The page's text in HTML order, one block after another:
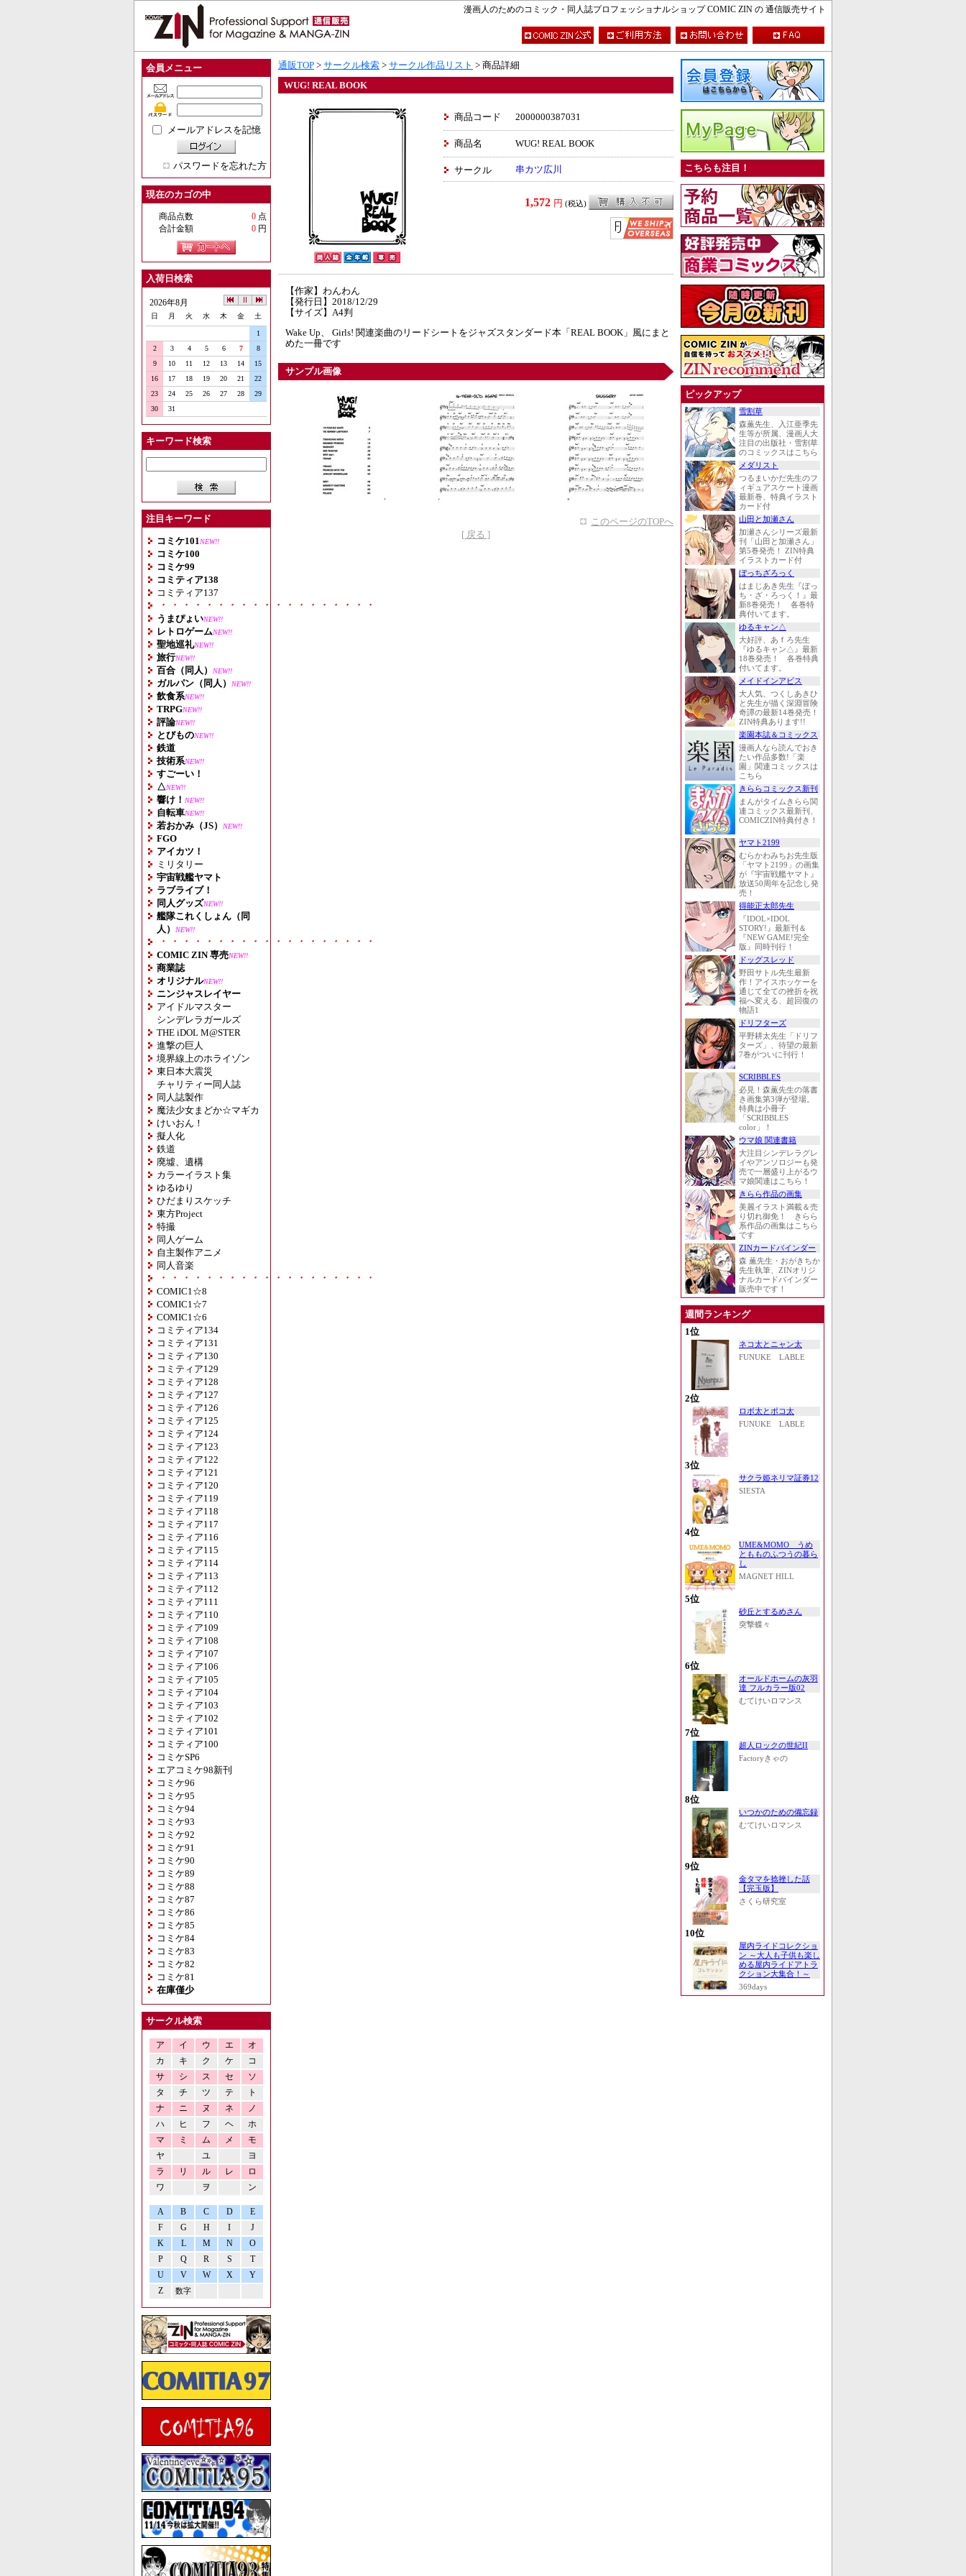
漫画人のためのコミック・同人誌プロフェッショナルショップ COMIC ZIN の 通信販売サイト
会員メニュー
メールアドレスを記憶
パスワードを忘れた方
現在のカゴの中
商品点数 0 点
合計金額
0 円
入荷日検索
2026年8月
日 月 火 水 木 金 土
1
2
3 4 5 6 7
8
9
10 11 12 13 14
15
16
17 18 19 20 21
22
23
24 25 26 27 28
29
30
31
キーワード検索
注目キーワード
コミケ101 NEW!!
コミケ100
コミケ99
コミティア138
コミティア137
・・・・・・・・・・・・・・・・・・・
うまぴょいNEW!!
レトロゲームNEW!!
聖地巡礼NEW!!
旅行NEW!!
百合（同人） NEW!!
ガルパン（同人） NEW!!
飲食系NEW!!
TRPGNEW!!
評論NEW!!
とびものNEW!!
鉄道
技術系NEW!!
すごーい！
△NEW!!
響け！ NEW!!
自転車NEW!!
若おかみ（JS） NEW!!
FGO
アイカツ！
ミリタリー
宇宙戦艦ヤマト
ラブライブ！
同人グッズNEW!!
艦隊これくしょん（同
人）
NEW!!
・・・・・・・・・・・・・・・・・・・
COMIC ZIN 専売NEW!!
商業誌
オリジナルNEW!!
ニンジャスレイヤー
アイドルマスター
シンデレラガールズ
THE iDOL M@STER
進撃の巨人
境界線上のホライゾン
東日本大震災
チャリティー同人誌
同人誌製作
魔法少女まどか☆マギカ
けいおん！
擬人化
鉄道
廃墟、遺構
カラーイラスト集
ゆるゆり
ひだまりスケッチ
東方Project
特撮
同人ゲーム
自主製作アニメ
同人音楽
・・・・・・・・・・・・・・・・・・・
COMIC1☆8
COMIC1☆7
COMIC1☆6
コミティア134
コミティア131
コミティア130
コミティア129
コミティア128
コミティア127
コミティア126
コミティア125
コミティア124
コミティア123
コミティア122
コミティア121
コミティア120
コミティア119
コミティア118
コミティア117
コミティア116
コミティア115
コミティア114
コミティア113
コミティア112
コミティア111
コミティア110
コミティア109
コミティア108
コミティア107
コミティア106
コミティア105
コミティア104
コミティア103
コミティア102
コミティア101
コミティア100
コミケSP6
エアコミケ98新刊
コミケ96
コミケ95
コミケ94
コミケ93
コミケ92
コミケ91
コミケ90
コミケ89
コミケ88
コミケ87
コミケ86
コミケ85
コミケ84
コミケ83
コミケ82
コミケ81
在庫僅少
サークル検索
ア イ ウ エ
オ
カ
キ ク ケ
コ
サ
シ ス セ
ソ
タ
チ ツ テ
ト
ナ
ニ ヌ ネ
ノ
ハ
ヒ フ ヘ
ホ
マ
ミ ム メ
モ
ヤ
ユ
ヨ
ラ
リ ル レ
ロ
ワ
ヲ ン
A B C D
E
F
G H I
J
K
L M N
O
P
Q R S
T
U
V W X
Y
Z
数字
通販TOP > サークル検索 > サークル作品リスト > 商品詳細
WUG! REAL BOOK
商品コード 2000000387031
商品名 WUG! REAL BOOK
サークル 串カツ広川
1,572 円 (税込)
【作家】わんわん
【発行日】2018/12/29
【サイズ】A4判
Wake Up、 Girls! 関連楽曲のリードシートをジャズスタンダード本「REAL BOOK」風にまと
めた一冊です
サンプル画像
このページのTOPへ
[ 戻る ]
こちらも注目！
ピックアップ
雪割草
森薫先生、入江亜季先
生等が所属、漫画人大
注目の出版社・雪割草
のコミックスはこちら
メダリスト
つるまいかだ先生のフ
ィギュアスケート漫画
最新巻、特典イラスト
カード付
山田と加瀬さん
加瀬さんシリーズ最新
刊「山田と加瀬さん」
第5巻発売！ ZIN特典
イラストカード付
ぼっちざろっく
はまじあき先生『ぼっ
ち・ざ・ろっく！』最
新8巻発売！ 各巻特
典付いてます。
ゆるキャン△
大好評、あｆろ先生
『ゆるキャン△』最新
18巻発売！ 各巻特典
付いてます。
メイドインアビス
大人気、つくしあきひ
と先生が描く深淵冒険
奇譚の最新14巻発売！
ZIN特典あります!!
楽園本誌＆コミックス
漫画人なら読んでおき
たい作品多数!「楽
園」関連コミックスは
こちら
きららコミックス新刊
まんがタイムきらら関
連コミックス最新刊、
COMICZIN特典付き！
ヤマト2199
むらかわみちお先生版
「ヤマト2199」の画集
が『宇宙戦艦ヤマト』
放送50周年を記念し発
売！
得能正太郎先生
『IDOL×IDOL
STORY!』最新刊＆
『NEW GAME!完全
版』同時刊行！
ドッグスレッド
野田サトル先生最新
作！アイスホッケーを
通じて全ての挫折を祝
福へ変える、超回復の
物語1
ドリフターズ
平野耕太先生「ドリフ
ターズ」、待望の最新
7巻がついに刊行！
SCRIBBLES
必見！森薫先生の落書
き画集第3弾が登場。
特典は小冊子
「SCRIBBLES
color」！
ウマ娘 関連書籍
大注目シンデレラグレ
イやアンソロジーも発
売で一層盛り上がるウ
マ娘関連はこちら！
きらら作品の画集
美麗イラスト満載＆売
り切れ御免！ きらら
系作品の画集はこちら
です
ZINカードバインダー
森 薫先生・おがきちか
先生執筆、ZINオリジ
ナルカードバインダー
販売中です！
週間ランキング
1位
ネコ太とニャン太
FUNUKE LABLE
2位
ロボ太とポコ太
FUNUKE LABLE
3位
サクラ姫ネリマ証券12
SIESTA
4位
UME&MOMO うめ
ともものふつうの暮ら
し
MAGNET HILL
5位
砂丘とするめさん
突撃蝶々
6位
オールドホームの灰羽
達 フルカラー版02
むてけいロマンス
7位
超人ロックの世紀II
Factoryきゃの
8位
いつかのための備忘録
むてけいロマンス
9位
金タマを捻挫した話
【完玉版】
さくら研究室
10位
屋内ライドコレクショ
ン ～大人も子供も楽し
める屋内ライドアトラ
クション大集合！～
369days